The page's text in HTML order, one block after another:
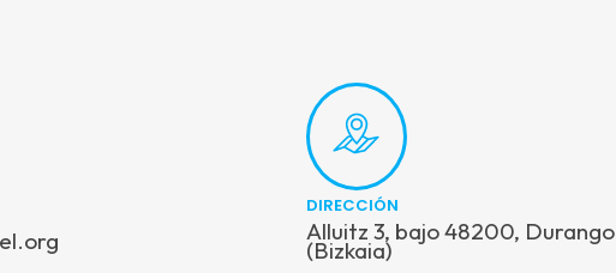
DIRECCIÓN
Alluitz 3, bajo 48200, Durango
(Bizkaia)